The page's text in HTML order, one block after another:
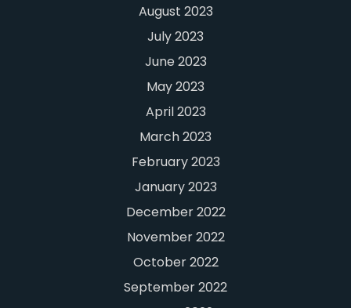
August 2023
July 2023
June 2023
May 2023
April 2023
March 2023
February 2023
January 2023
December 2022
November 2022
October 2022
September 2022